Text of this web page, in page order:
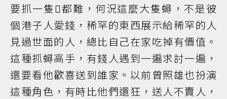
要抓一隻𧉽都難，何況這麼大隻蟳，不是彼
個港子人愛錢，稀罕的東西展示給稀罕的人
見過世面的人，總比自己在家吃掉有價值。
這種抓蟳高手，有錢人遇到一遍求討一遍，
還要看他歡喜送到誰家。以前曾照雄也扮演
這種角色，有時比他們還狂，送人不賣人，